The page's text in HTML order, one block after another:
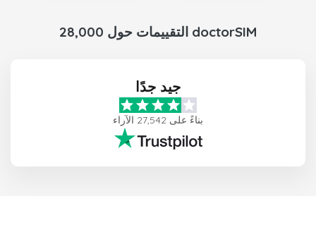
28,000 التقييمات حول doctorSIM
جيد جدًا
بناءً على 27,542 الآراء